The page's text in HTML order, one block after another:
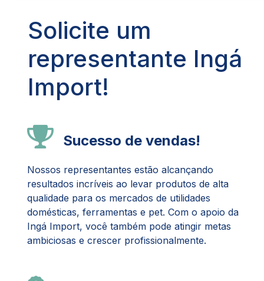
Solicite um
representante Ingá
Import!
Sucesso de vendas!
Nossos representantes estão alcançando
resultados incríveis ao levar produtos de alta
qualidade para os mercados de utilidades
domésticas, ferramentas e pet. Com o apoio da
Ingá Import, você também pode atingir metas
ambiciosas e crescer profissionalmente.